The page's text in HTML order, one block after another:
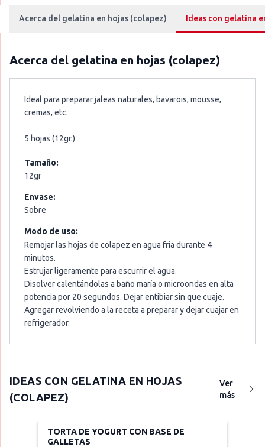
Acerca del gelatina en hojas (colapez) Ideas con gelatina
Acerca del gelatina en hojas (colapez)
Ideal para preparar jaleas naturales, bavarois, mousse,
cremas, etc.
5 hojas (12gr.)
Tamaño:
12gr
Envase:
Sobre
Modo de uso:
Remojar las hojas de colapez en agua fría durante 4
minutos.
Estrujar ligeramente para escurrir el agua.
Disolver calentándolas a baño maría o microondas en alta
potencia por 20 segundos. Dejar entibiar sin que cuaje.
Agregar revolviendo a la receta a preparar y dejar cuajar en
refrigerador.
IDEAS CON GELATINA EN HOJAS
(COLAPEZ)
Ver
más
TORTA DE YOGURT CON BASE DE
GALLETAS